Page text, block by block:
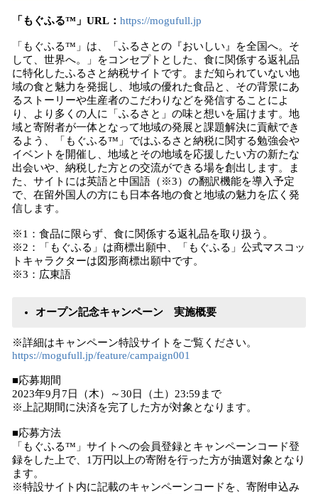
「もぐふる™」URL： https://mogufull.jp
「もぐふる™」は、「ふるさとの『おいしい』を全国へ。そ
して、世界へ。」をコンセプトとした、食に関係する返礼品
に特化したふるさと納税サイトです。まだ知られていない地
域の食と魅力を発掘し、地域の優れた食品と、その背景にあ
るストーリーや生産者のこだわりなどを発信することによ
り、より多くの人に「ふるさと」の味と想いを届けます。地
域と寄附者が一体となって地域の発展と課題解決に貢献でき
るよう、「もぐふる™」ではふるさと納税に関する勉強会や
イベントを開催し、地域とその地域を応援したい方の新たな
出会いや、納税した方との交流ができる場を創出します。ま
た、サイトには英語と中国語（※3）の翻訳機能を導入予定
で、在留外国人の方にも日本各地の食と地域の魅力を広く発
信します。
※1：食品に限らず、食に関係する返礼品を取り扱う。
※2：「もぐふる」は商標出願中、「もぐふる」公式マスコッ
トキャラクターは図形商標出願中です。
※3：広東語
オープン記念キャンペーン 実施概要
※詳細はキャンペーン特設サイトをご覧ください。
https://mogufull.jp/feature/campaign001
■応募期間
2023年9月7日（木）～30日（土）23:59まで
※上記期間に決済を完了した方が対象となります。
■応募方法
「もぐふる™」サイトへの会員登録とキャンペーンコード登
録をした上で、1万円以上の寄附を行った方が抽選対象となり
ます。
※特設サイト内に記載のキャンペーンコードを、寄附申込み